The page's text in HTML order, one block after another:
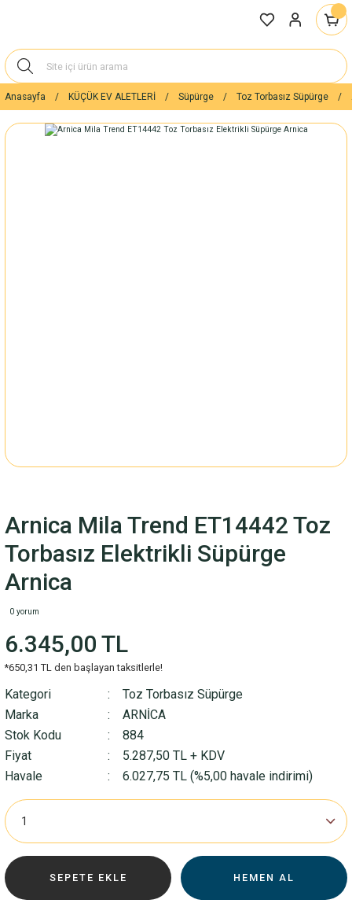
Anasayfa KÜÇÜK EV ALETLERİ Süpürge Toz Torbasız Süpürge
Arnica Mila Trend ET14442 Toz
Torbasız Elektrikli Süpürge
Arnica
0 yorum
6.345,00 TL
*650,31 TL den başlayan taksitlerle!
Kategori
Toz Torbasız Süpürge
Marka
ARNİCA
Stok Kodu
884
Fiyat
5.287,50 TL + KDV
Havale
6.027,75 TL (%5,00 havale indirimi)
SEPETE EKLE HEMEN AL